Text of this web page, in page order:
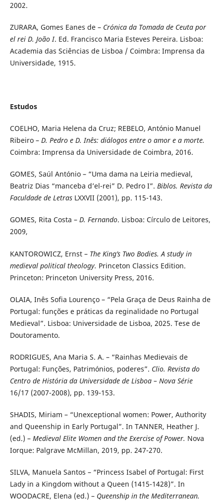
2002.
ZURARA, Gomes Eanes de – Crónica da Tomada de Ceuta por
el rei D. João I. Ed. Francisco Maria Esteves Pereira. Lisboa:
Academia das Sciências de Lisboa / Coimbra: Imprensa da
Universidade, 1915.
Estudos
COELHO, Maria Helena da Cruz; REBELO, António Manuel
Ribeiro – D. Pedro e D. Inês: diálogos entre o amor e a morte.
Coimbra: Imprensa da Universidade de Coimbra, 2016.
GOMES, Saúl António – “Uma dama na Leiria medieval,
Beatriz Dias “manceba d’el-rei” D. Pedro I”. Biblos. Revista da
Faculdade de Letras LXXVII (2001), pp. 115-143.
GOMES, Rita Costa – D. Fernando. Lisboa: Círculo de Leitores,
2009,
KANTOROWICZ, Ernst – The King’s Two Bodies. A study in
medieval political theology. Princeton Classics Edition.
Princeton: Princeton University Press, 2016.
OLAIA, Inês Sofia Lourenço – “Pela Graça de Deus Rainha de
Portugal: funções e práticas da reginalidade no Portugal
Medieval”. Lisboa: Universidade de Lisboa, 2025. Tese de
Doutoramento.
RODRIGUES, Ana Maria S. A. – “Rainhas Medievais de
Portugal: Funções, Patrimónios, poderes”. Clio. Revista do
Centro de História da Universidade de Lisboa – Nova Série
16/17 (2007-2008), pp. 139-153.
SHADIS, Miriam – “Unexceptional women: Power, Authority
and Queenship in Early Portugal”. In TANNER, Heather J.
(ed.) – Medieval Elite Women and the Exercise of Power. Nova
Iorque: Palgrave McMillan, 2019, pp. 247-270.
SILVA, Manuela Santos – “Princess Isabel of Portugal: First
Lady in a Kingdom without a Queen (1415-1428)”. In
WOODACRE, Elena (ed.) – Queenship in the Mediterranean.